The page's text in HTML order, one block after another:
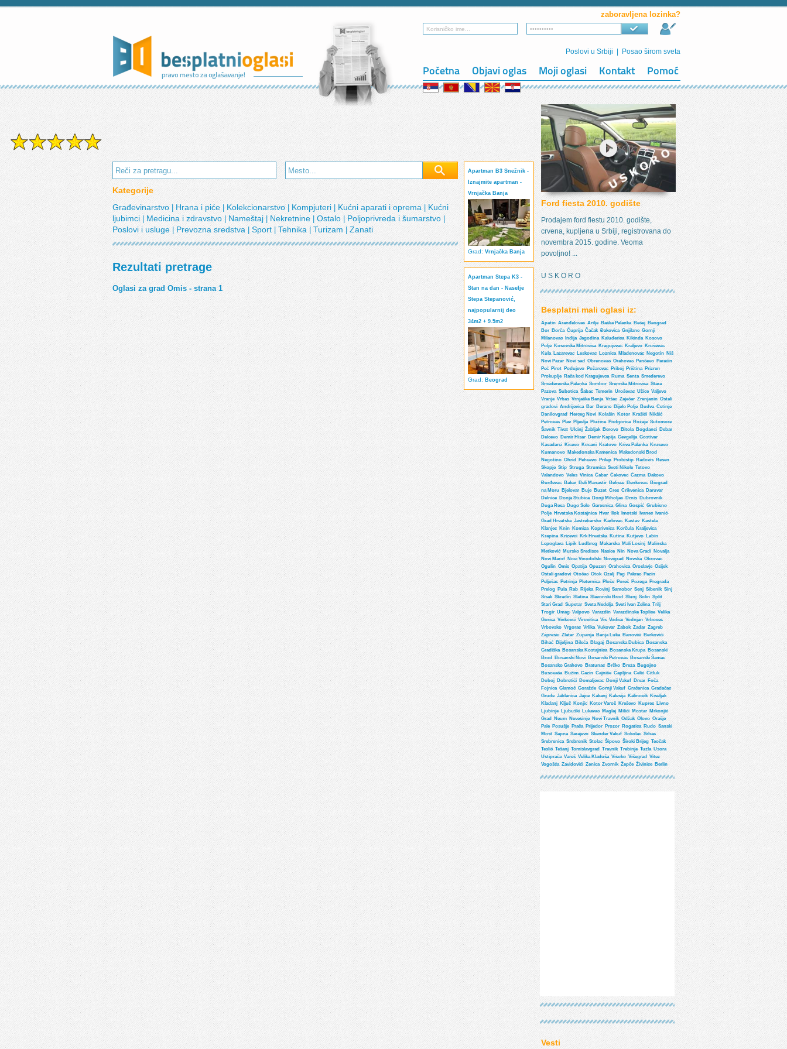
zaboravljena lozinka?
Poslovi u Srbiji Posao širom sveta
Početna Objavi oglas Moji oglasi Kontakt Pomoć
Kategorije
Građevinarstvo | Hrana i piće Kolekcionarstvo | Kompjuteri | Kućni aparati i oprema|Kućni
ljubimci
|Medicina i zdravstvo Nameštaj Nekretnine Ostalo Poljoprivreda i šumarstvo
Poslovi i usluge | Prevozna sredstva Sport Tehnika Turizam Zanati
Rezultati pretrage
Oglasi za grad Omis - strana 1
Apartman B3 Snežnik -
Iznajmite apartman -
Vrnjačka Banja
Grad: Vrnjačka Banja
Apartman Stepa K3 -
Stan na dan - Naselje
Stepa Stepanović,
najpopularnij deo
34m2 + 9.5m2
Grad: Beograd
Ford fiesta 2010. godište
Prodajem ford fiestu 2010. godište,
crvena, kupljena u Srbiji, registrovana do
novembra 2015. godine. Veoma
povoljno! ...
U S K O R O
Besplatni mali oglasi iz:
Apatin Aranđelovac Arilje Bačka Palanka Bečej Beograd
Bor Borča Ćuprija Čačak Đakovica Gnjilane Gornji
Milanovac
Inđija Jagodina Kaluđerica Kikinda Kosovo
Polje Kosovska Mitrovica Kragujevac Kraljevo Kruševac
Kula
Lazarevac Leskovac Loznica Mladenovac Negotin Niš
Novi Pazar Novi sad Obrenovac Orahovac Pančevo Paraćin
Peć Pirot Podujevo Požarevac Priboj Priština Prizren
Prokuplje Rača kod Kragujevca Ruma Senta Smederevo
Smederevska Palanka Sombor Sremska Mitrovica Stara
Pazova Subotica Šabac Temerin Uroševac Užice Valjevo
Vranje Vrbas Vrnjačka Banja Vršac Zaječar Zrenjanin Ostali
gradovi Andrijevica Bar Berane Bijelo Polje Budva Cetinje
Danilovgrad
Herceg Novi Kolašin Kotor Krašići Nikšić
Petrovac Plav Pljevlja Plužine Podgorica Rožaje Sutomore
Šavnik Tivat Ulcinj Žabljak Berovo Bitola Bogdanci Debar
Delcevo Demir Hisar Demir Kapija Gevgelija Gostivar
Kavadarci Kicevo Kocani Kratovo Kriva Palanka Krusevo
Kumanovo Makedonska Kamenica Makedonski Brod
Negotino Ohrid Pehcevo Prilep Probistip Radovis Resen
Skopje Stip Struga Strumica Sveti Nikole Tetovo
Valandovo Veles Vinica Čabar Čakovec Čazma Đakovo
Đurđevac Bakar Beli Manastir Belisce Benkovac Biograd
na Moru Bjelovar Buje Buzet Cres Crikvenica Daruvar
Delnice Donja Stubica Donji Miholjac Drnis Dubrovnik
Duga Resa Dugo Selo Garesnica Glina Gospić Grubisno
Polje Hrvatska Kostajnica Hvar Ilok Imotski Ivanec
Ivanić-
Grad Hrvatska Jastrebarsko Karlovac Kastav Kastela
Klanjec Knin Komiza Koprivnica Korčula Kraljevica
Krapina Krizevci Krk Hrvatska Kutina Kutjevo
Labin
Lepoglava
Lipik Ludbreg Makarska Mali Losinj Malinska
Metković Mursko Sredisce Nasice Nin Nova Gradi Novalja
Novi Marof Novi Vinodolski Novigrad Novska Obrovac
Ogulin Omis Opatija Opuzen Orahovica Oroslavje Osijek
Ostali gradovi Otočac Otok Ozalj Pag Pakrac Pazin
Pelješac Petrinja Pleternica Ploče Poreč Pozega Pregrada
Prelog Pula Rab Rijeka Rovinj Samobor Senj Sibenik Sinj
Sisak Skradin Slatina Slavonski Brod Slunj Solin Split
Stari Grad
Supetar Sveta Nedelja Sveti Ivan Zelina Trilj
Trogir Umag Valpovo Varazdin Varazdinske Toplice Velika
Gorica Vinkovci Virovitica Vis Vodice Vodnjan Vrbovec
Vrbovsko Vrgorac Vrlika Vukovar Zabok Zadar Zagreb
Zapresic Zlatar Zupanja Banja Luka Banovići Berkovići
Bihać Bijeljina Bileća Blagaj Bosanska Dubica Bosanska
Gradiška Bosanska Kostajnica Bosanska Krupa Bosanski
Brod
Bosanski Novi Bosanski Petrovac Bosanski Šamac
Bosansko Grahovo Bratunac Brčko Breza Bugojno
Busovača Bužim Cazin Čajniče Čapljina Čelić Čitluk
Doboj Dobretići Domaljevac Donji Vakuf Drvar Foča
Fojnica Glamoč Goražde Gornji Vakuf Gračanica Gradačac
Grude Jablanica Jajce Kakanj Kalesija Kalinovik Kiseljak
Kladanj Ključ Konjic Kotor Varoš Kreševo Kupres
Livno
Ljubinje
Ljubuški Lukavac Maglaj Milići Mostar Mrkonjić
Grad
Neum Nevesinje Novi Travnik Odžak Olovo Orašje
Pale Posušje Prača Prijedor Prozor Rogatica Rudo Sanski
Most Sapna Sarajevo Skender Vakuf Sokolac Srbac
Srebrenica Srebrenik Stolac Šipovo Široki Brijeg Teočak
Teslić Tešanj Tomislavgrad Travnik Trebinje Tuzla Usora
Ustiprača Vareš Velika Kladuša Visoko Višegrad
Vitez
Vogošća Zavidovići Zenica Zvornik Žepče Živinice Berlin
Vesti